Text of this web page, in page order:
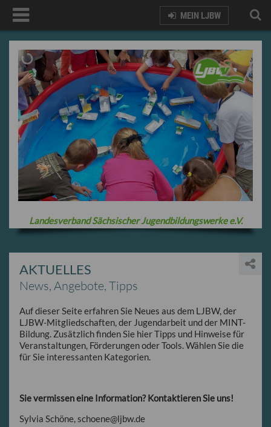
MEIN LJBW
Landesverband Sächsischer Jugendbildungswerke e.V.
AKTUELLES
News, Angebote, Tipps
Auf dieser Seite erfahren Sie Neues aus dem LJBW, der
LJBW-Mitgliedschaften, der Jugendarbeit und der MINT-
Bildung. Zusätzlich finden Sie hier Tipps und Hinweise für
Veranstaltungen, Förderungen oder Tools. Wählen Sie die
für Sie interessanten Kategorien.
Sie vermissen eine Information? Kontaktieren Sie uns!
Sylvia Schöne, schoene@ljbw.de